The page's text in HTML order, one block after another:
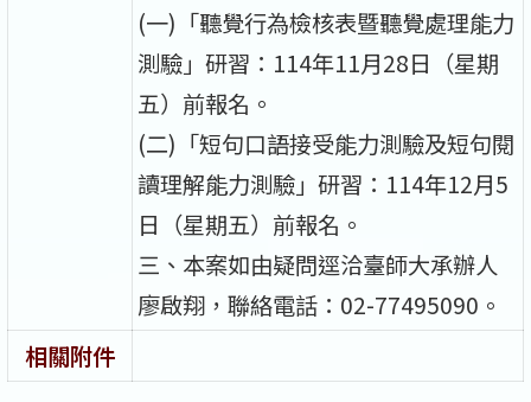
(一)「聽覺行為檢核表暨聽覺處理能力
測驗」研習：114年11月28日（星期
五）前報名。
(二)「短句口語接受能力測驗及短句閱
讀理解能力測驗」研習：114年12月5
日（星期五）前報名。
三、本案如由疑問逕洽臺師大承辦人
廖啟翔，聯絡電話：02-77495090。
相關附件